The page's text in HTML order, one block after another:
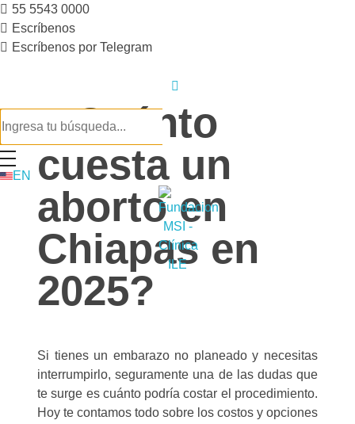
55 5543 0000
Escríbenos
Escríbenos por Telegram
EN
¿Cuánto
cuesta un
aborto en
Chiapas en
2025?
Si tienes un embarazo no planeado y necesitas
interrumpirlo, seguramente una de las dudas que
te surge es cuánto podría costar el procedimiento.
Hoy te contamos todo sobre los costos y opciones